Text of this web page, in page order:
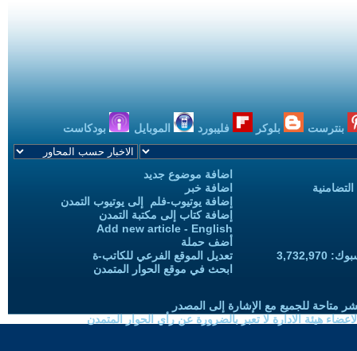
بنترست بلوكر فليبورد الموبايل بودكاست
اضافة موضوع جديد
اضافة خبر
إضافة يوتيوب-فلم إلى يوتيوب التمدن
إضافة كتاب إلى مكتبة التمدن
Add new article - English
أضف حملة
تعديل الموقع الفرعي للكاتب-ة
ابحث في موقع الحوار المتمدن
متاحة للجميع مع الإشارة إلى المصدر
هيئة الادارة لا تعبر بالضرورة عن رأي الحوار المتمدن